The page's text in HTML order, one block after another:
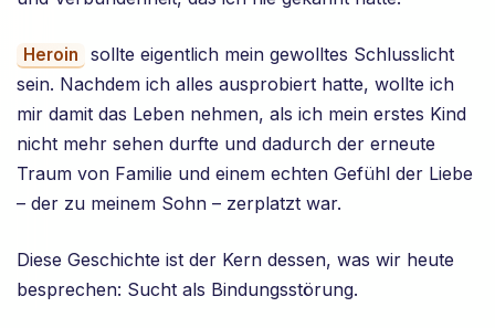
Heroin
sollte eigentlich mein gewolltes Schlusslicht
sein. Nachdem ich alles ausprobiert hatte, wollte ich
mir damit das Leben nehmen, als ich mein erstes Kind
nicht mehr sehen durfte und dadurch der erneute
Traum von Familie und einem echten Gefühl der Liebe
– der zu meinem Sohn – zerplatzt war.
Diese Geschichte ist der Kern dessen, was wir heute
besprechen: Sucht als Bindungsstörung.